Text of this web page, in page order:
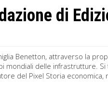
di
Benetton, attraverso la
mondiali delle infrastrutture.
del Pixel Storia